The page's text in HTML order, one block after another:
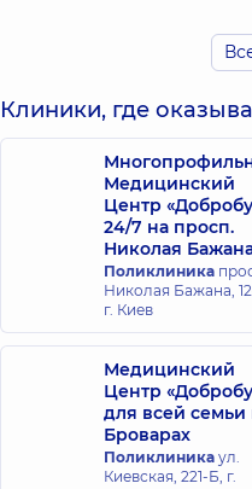
Клиники, где
Медицинский
Центр
24/7 на просп.
Николая
Поликлиника
Николая Бажана,
г. Киев
Медицинский
Центр
для всей семьи
Броварах
Поликлиника ул.
Киевская, 221-Б, г.